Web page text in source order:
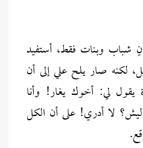
شباب وبنات فقط، أستفيد
لكنه صار يلح علي إلى أن
يقول لي: أخوك يغار! وأنا
لا أدري! على أن الكل